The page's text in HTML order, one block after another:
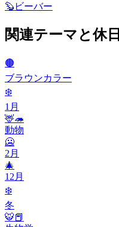
🦫 ビーバー
関連テーマと休日
🟤
ブラウンカラー
❄️
1月
🦌🦔
動物
🥶
2月
🎄
12月
❄️
冬
🐯📕